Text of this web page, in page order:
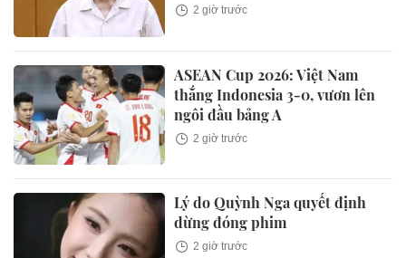
2 giờ trước
ASEAN Cup 2026: Việt Nam
thắng Indonesia 3-0, vươn lên
ngôi đầu bảng A
2 giờ trước
Lý do Quỳnh Nga quyết định
dừng đóng phim
2 giờ trước